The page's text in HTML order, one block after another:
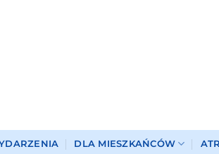
DLA MIESZKAŃCÓW